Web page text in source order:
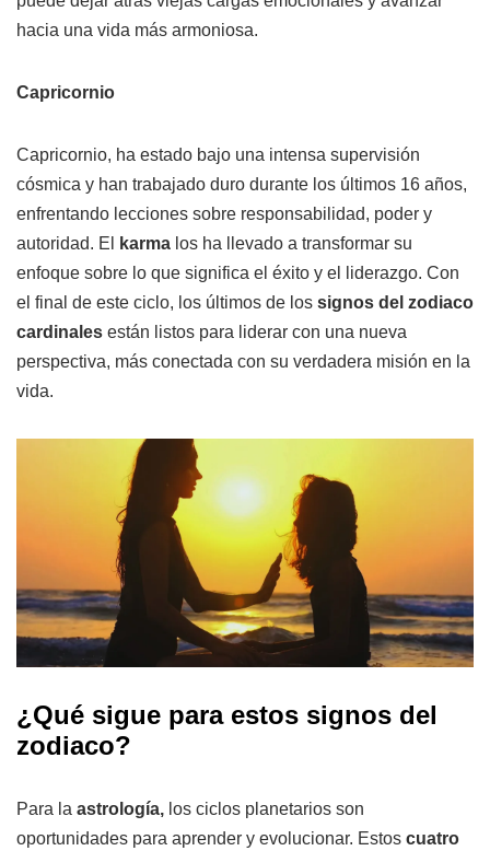
hacia una vida más armoniosa.
Capricornio
Capricornio, ha estado bajo una intensa supervisión
cósmica y han trabajado duro durante los últimos 16 años,
enfrentando lecciones sobre responsabilidad, poder y
autoridad. El
karma los ha llevado a transformar su
enfoque sobre lo que significa el éxito y el liderazgo. Con
el final de este ciclo, los últimos de los signos del zodiaco
cardinales están listos para liderar con una nueva
perspectiva, más conectada con su verdadera misión en la
vida.
¿Qué sigue para estos signos del
zodiaco?
Para la astrología, los ciclos planetarios son
oportunidades para aprender y evolucionar. Estos cuatro